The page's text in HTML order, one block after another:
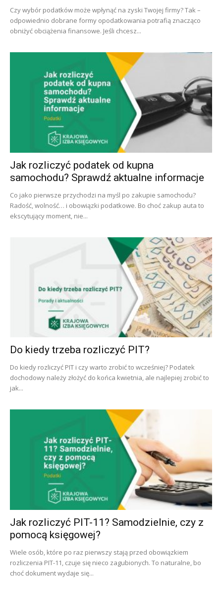
Czy wybór podatków może wpłynąć na zyski Twojej firmy? Tak –
odpowiednio dobrane formy opodatkowania potrafią znacząco
obniżyć obciążenia finansowe. Jeśli chcesz...
Jak rozliczyć podatek od kupna
samochodu? Sprawdź aktualne informacje
Co jako pierwsze przychodzi na myśl po zakupie samochodu?
Radość, wolność… i obowiązki podatkowe. Bo choć zakup auta to
ekscytujący moment, nie...
Do kiedy trzeba rozliczyć PIT?
Do kiedy rozliczyć PIT i czy warto zrobić to wcześniej? Podatek
dochodowy należy złożyć do końca kwietnia, ale najlepiej zrobić to
jak...
Jak rozliczyć PIT-11? Samodzielnie, czy z
pomocą księgowej?
Wiele osób, które po raz pierwszy stają przed obowiązkiem
rozliczenia PIT-11, czuje się nieco zagubionych. To naturalne, bo
choć dokument wydaje się...